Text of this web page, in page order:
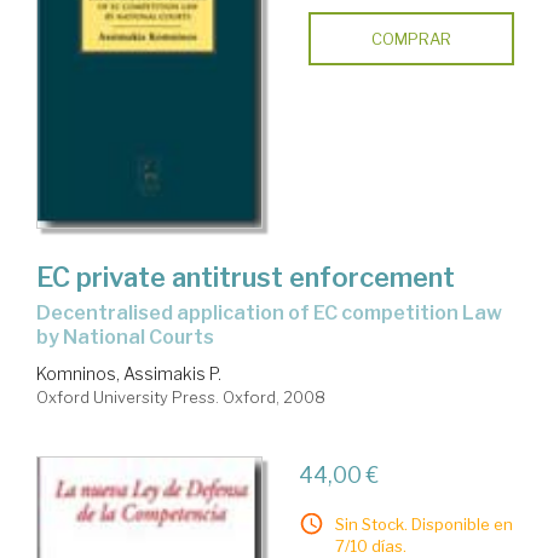
COMPRAR
EC private antitrust enforcement
decentralised application of EC competition Law
by National Courts
Komninos, Assimakis P.
Oxford University Press. Oxford, 2008
44,00 €
Sin Stock. Disponible en
7/10 días.